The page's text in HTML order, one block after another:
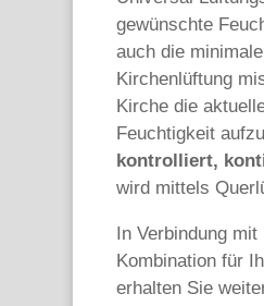
gewünschte
auch die
Kirchenlüftung
Kirche die
Feuchtigkeit
kontrolliert,
wird mittels
In Verbindung mit
Kombination für
erhalten Sie